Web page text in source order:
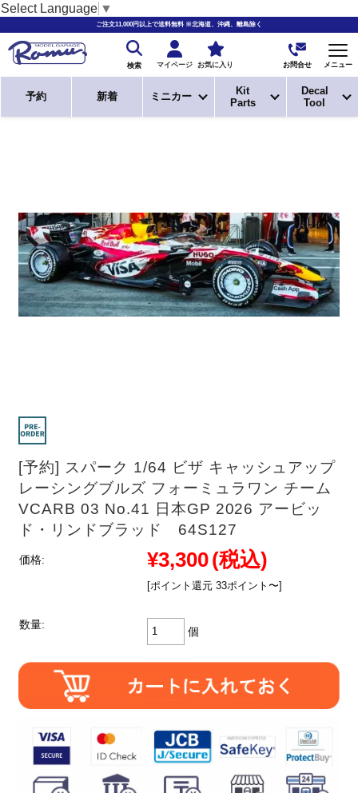
Select Language ▼
ご注文11,000円以上で送料無料 ※北海道、沖縄、離島除く
検索 マイページ お気に入り お問合せ メニュー
予約 新着 ミニカー
Kit
Parts
Decal
Tool
[予約] スパーク 1/64 ビザ キャッシュアップ
レーシングブルズ フォーミュラワン チーム
VCARB 03 No.41 日本GP 2026 アービッ
ド・リンドブラッド 64S127
価格: ¥3,300(税込)
[ポイント還元 33ポイント〜]
数量:
個